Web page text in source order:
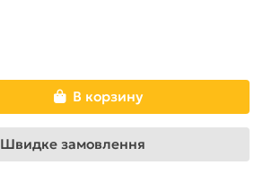
В корзину
Швидке замовлення